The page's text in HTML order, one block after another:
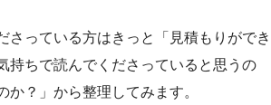
さっている方はきっと「見積もりができ
持ちで読んでくださっていると思うの
か？」から整理してみます。